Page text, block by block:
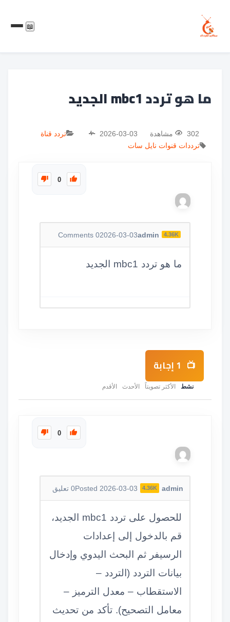
📖
ما هو تردد mbc1 الجديد
302 مشاهدة 2026-03-03
تردد قناة
ترددات قنوات نايل سات
0
admin 4.36K
2026-03-03
0
ما هو تردد mbc1 الجديد
1إجابة
نشط الأكثر تصويتاً الأحدث الأقدم
0
admin
4.36K
Posted 2026-03-03
0 تعليق
للحصول على تردد mbc1 الجديد،
قم بالدخول إلى إعدادات
الرسيفر ثم البحث اليدوي وإدخال
بيانات التردد (التردد –
الاستقطاب – معدل الترميز –
معامل التصحيح). تأكد من تحديث